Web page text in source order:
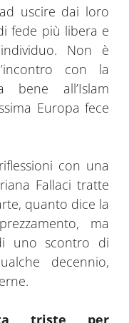
uscire dai loro
fede più libera e
Non è
con la
bene all’Islam
Europa fece
con una
Fallaci tratte
quanto dice la
ma
uno scontro di
decennio,
triste per